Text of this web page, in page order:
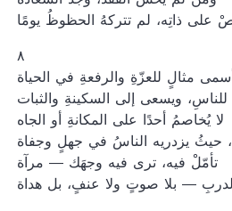
على ذاتِه، لم تتركهُ الحظوظُ يومًا
٨
أسمى مثالٍ للعزّةِ والرفعةِ في الحياة
للناسِ، ويسعى إلى السكينةِ والثبات
لا يُخاصمُ أحدًا على المكانةِ أو الجاه
حيثُ يزدريه الناسُ في جهلٍ وجفاة
تأمّلْ فيه، ترى فيه وجهَك — مرآة
— بلا صوتٍ ولا عنفٍ، بل هداة